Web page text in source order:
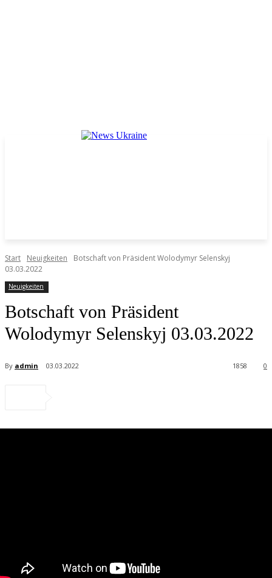
Start Neuigkeiten
Botschaft von Präsident Wolodymyr Selenskyj
03.03.2022
Neuigkeiten
Botschaft von Präsident
Wolodymyr Selenskyj 03.03.2022
By admin 03.03.2022 0
1858